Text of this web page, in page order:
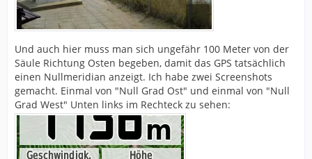
Und auch hier muss man sich ungefähr 100 Meter von der
Säule Richtung Osten begeben, damit das GPS tatsächlich
einen Nullmeridian anzeigt. Ich habe zwei Screenshots
gemacht. Einmal von "Null Grad Ost" und einmal von "Null
Grad West" Unten links im Rechteck zu sehen: